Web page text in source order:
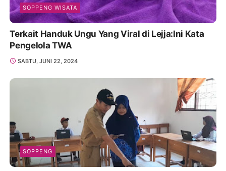
SOPPENG WISATA
Terkait Handuk Ungu Yang Viral di Lejja:Ini Kata
Pengelola TWA
SABTU, JUNI 22, 2024
SOPPENG